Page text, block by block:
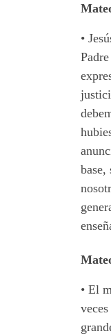
•
base,
• El